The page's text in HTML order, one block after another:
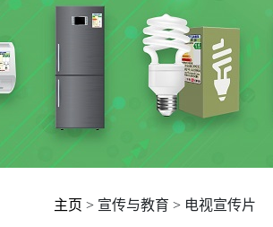
主页 > 宣传与教育 > 电视宣传片